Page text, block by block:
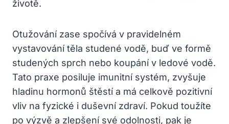
životě.
Otužování zase spočívá v pravidelném
vystavování těla studené vodě, buď ve formě
studených sprch nebo koupání v ledové vodě.
Tato praxe posiluje imunitní systém, zvyšuje
hladinu hormonů štěstí a má celkově pozitivní
vliv na fyzické i duševní zdraví. Pokud toužíte
po výzvě a zlepšení své odolnosti, pak je